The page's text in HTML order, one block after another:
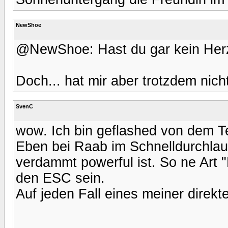
NewShoe
@NewShoe: Hast du gar kein
Doch... hat mir aber trotzdem
SvenC
wow. Ich bin geflashed von dem
Eben bei Raab im
verdammt powerful ist. So ne Art
den ESC sein.
Auf jeden Fall eines meiner